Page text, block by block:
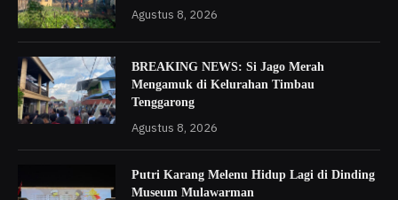
Agustus 8, 2026
BREAKING NEWS: Si Jago Merah
Mengamuk di Kelurahan Timbau
Tenggarong
Agustus 8, 2026
Putri Karang Melenu Hidup Lagi di Dinding
Museum Mulawarman